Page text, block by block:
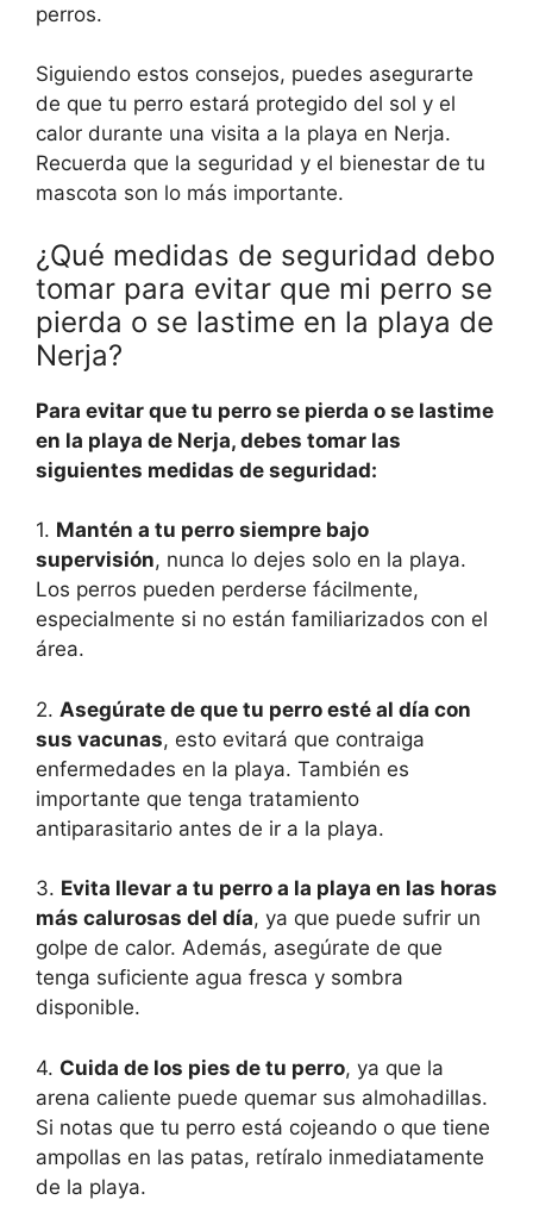
perros.
Siguiendo estos consejos, puedes asegurarte
de que tu perro estará protegido del sol y el
calor durante una visita a la playa en Nerja.
Recuerda que la seguridad y el bienestar de tu
mascota son lo más importante.
¿Qué medidas de seguridad debo
tomar para evitar que mi perro se
pierda o se lastime en la playa de
Nerja?
Para evitar que tu perro se pierda o se lastime
en la playa de Nerja, debes tomar las
siguientes medidas de seguridad:
1. Mantén a tu perro siempre bajo
supervisión, nunca lo dejes solo en la playa.
Los perros pueden perderse fácilmente,
especialmente si no están familiarizados con el
área.
2. Asegúrate de que tu perro esté al día con
sus vacunas, esto evitará que contraiga
enfermedades en la playa. También es
importante que tenga tratamiento
antiparasitario antes de ir a la playa.
3. Evita llevar a tu perro a la playa en las horas
más calurosas del día, ya que puede sufrir un
golpe de calor. Además, asegúrate de que
tenga suficiente agua fresca y sombra
disponible.
4. Cuida de los pies de tu perro, ya que la
arena caliente puede quemar sus almohadillas.
Si notas que tu perro está cojeando o que tiene
ampollas en las patas, retíralo inmediatamente
de la playa.